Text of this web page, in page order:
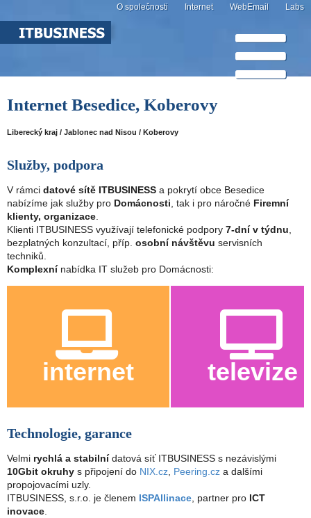
O společnosti Internet WebEmail Labs
Internet Besedice, Koberovy
Liberecký kraj / Jablonec nad Nisou / Koberovy
Služby, podpora
V rámci datové sítě ITBUSINESS a pokrytí obce Besedice
nabízíme jak služby pro Domácnosti , tak i pro náročné Firemní
klienty, organizace
Klienti ITBUSINESS využívají telefonické podpory 7-dní v týdnu
bezplatných konzultací, příp. osobní návštěvu servisních
techniků.
Komplexnínabídka IT služeb pro Domácnosti:
internet televize
Technologie, garance
Velmi rychlá a stabilnídatová síť ITBUSINESS s nezávislými
10Gbit okruhy s připojení do NIX.cz, Peering.cz a dalšími
propojovacími uzly.
ITBUSINESS, s.r.o. je členem ISPAllinace, partner pro ICT
inovace.